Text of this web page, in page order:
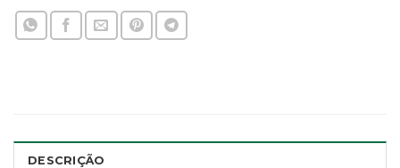
DESCRIÇÃO